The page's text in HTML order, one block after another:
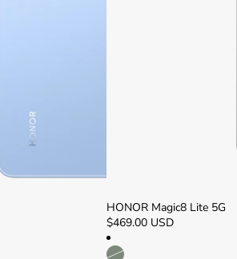
Agotado
HONOR Magic8 Lite 5G
$469.00 USD